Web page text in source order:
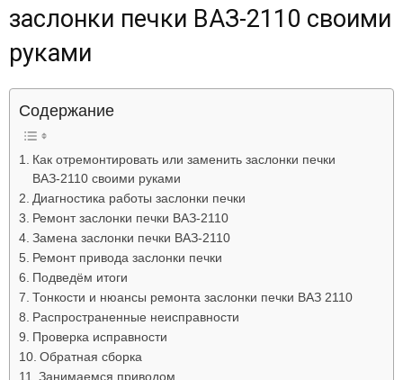
заслонки печки ВАЗ-2110 своими
руками
Содержание
Как отремонтировать или заменить заслонки печки
ВАЗ-2110 своими руками
Диагностика работы заслонки печки
Ремонт заслонки печки ВАЗ-2110
Замена заслонки печки ВАЗ-2110
Ремонт привода заслонки печки
Подведём итоги
Тонкости и нюансы ремонта заслонки печки ВАЗ 2110
Распространенные неисправности
Проверка исправности
Обратная сборка
Занимаемся приводом